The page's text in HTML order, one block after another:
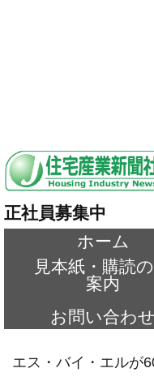
正社員募集中
ホーム
見本紙・購読
案内
お問い合わせ
エス・バイ・エルが